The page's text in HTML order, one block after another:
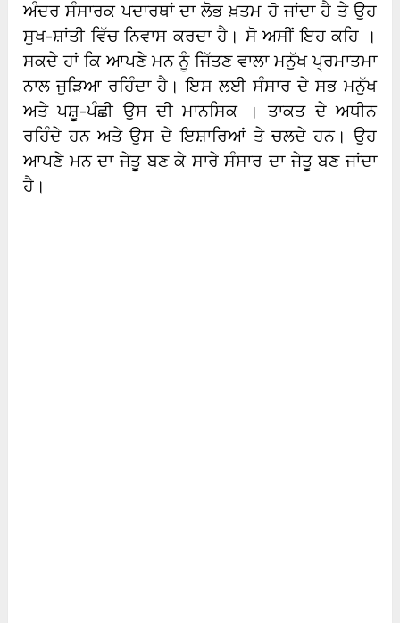
ਅੰਦਰ ਸੰਸਾਰਕ ਪਦਾਰਥਾਂ ਦਾ ਲੋਭ ਖ਼ਤਮ ਹੋ ਜਾਂਦਾ ਹੈ ਤੇ ਉਹ
ਸੁਖ-ਸ਼ਾਂਤੀ ਵਿੱਚ ਨਿਵਾਸ ਕਰਦਾ ਹੈ। ਸੋ ਅਸੀਂ ਇਹ ਕਹਿ ।
ਸਕਦੇ ਹਾਂ ਕਿ ਆਪਣੇ ਮਨ ਨੂੰ ਜਿੱਤਣ ਵਾਲਾ ਮਨੁੱਖ ਪ੍ਰਮਾਤਮਾ
ਨਾਲ ਜੁੜਿਆ ਰਹਿੰਦਾ ਹੈ। ਇਸ ਲਈ ਸੰਸਾਰ ਦੇ ਸਭ ਮਨੁੱਖ
ਅਤੇ ਪਸ਼ੂ-ਪੰਛੀ ਉਸ ਦੀ ਮਾਨਸਿਕ । ਤਾਕਤ ਦੇ ਅਧੀਨ
ਰਹਿੰਦੇ ਹਨ ਅਤੇ ਉਸ ਦੇ ਇਸ਼ਾਰਿਆਂ ਤੇ ਚਲਦੇ ਹਨ। ਉਹ
ਆਪਣੇ ਮਨ ਦਾ ਜੇਤੂ ਬਣ ਕੇ ਸਾਰੇ ਸੰਸਾਰ ਦਾ ਜੇਤੂ ਬਣ ਜਾਂਦਾ
ਹੈ।